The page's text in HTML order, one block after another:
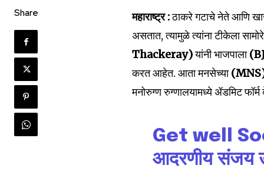
Share महाराष्ट्र :ठाकरे गटाचे नेते आणि
असतात, त्यामुळे त्यांना टीकेला
Thackeray)यांनी भाजपाला
करत आहेत. आता मनसेच्या
मनोरुग्ण रुग्णालयामध्ये ॲडमिट
Get well
आदरणीय संजय